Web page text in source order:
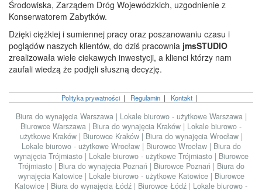
Środowiska, Zarządem Dróg Wojewódzkich, uzgodnienie z
Konserwatorem Zabytków.
Dzięki ciężkiej i sumiennej pracy oraz poszanowaniu czasu i
poglądów naszych klientów, do dziś pracownia jmsSTUDIO
zrealizowała wiele ciekawych inwestycji, a klienci którzy nam
zaufali wiedzą że podjęli słuszną decyzję.
Polityka prywatności| Regulamin| Kontakt|
Biura do wynajęcia Warszawa | Lokale biurowo - użytkowe Warszawa |
Biurowce Warszawa | Biura do wynajęcia Kraków | Lokale biurowo -
użytkowe Kraków | Biurowce Kraków | Biura do wynajęcia Wrocław |
Lokale biurowo - użytkowe Wrocław | Biurowce Wrocław | Biura do
wynajęcia Trójmiasto | Lokale biurowo - użytkowe Trójmiasto | Biurowce
Trójmiasto | Biura do wynajęcia Poznań | Biurowce Poznań | Biura do
wynajęcia Katowice | Lokale biurowo - użytkowe Katowice | Biurowce
Katowice | Biura do wynajęcia Łódź | Biurowce Łódź | Lokale biurowo -